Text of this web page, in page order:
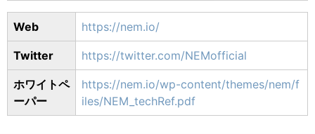
Web https://nem.io/
Twitter https://twitter.com/NEMofficial
ホワイトペ
ーパー
https://nem.io/wp-content/themes/nem/f
iles/NEM_techRef.pdf